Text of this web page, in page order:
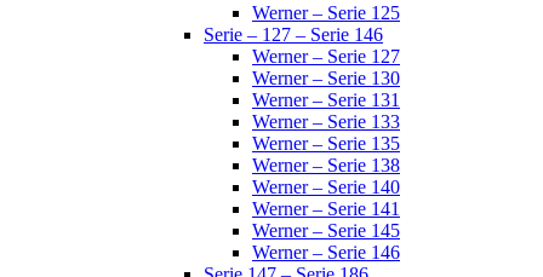
Werner – Serie 125
Serie – 127 – Serie 146
Werner – Serie 127
Werner – Serie 130
Werner – Serie 131
Werner – Serie 133
Werner – Serie 135
Werner – Serie 138
Werner – Serie 140
Werner – Serie 141
Werner – Serie 145
Werner – Serie 146